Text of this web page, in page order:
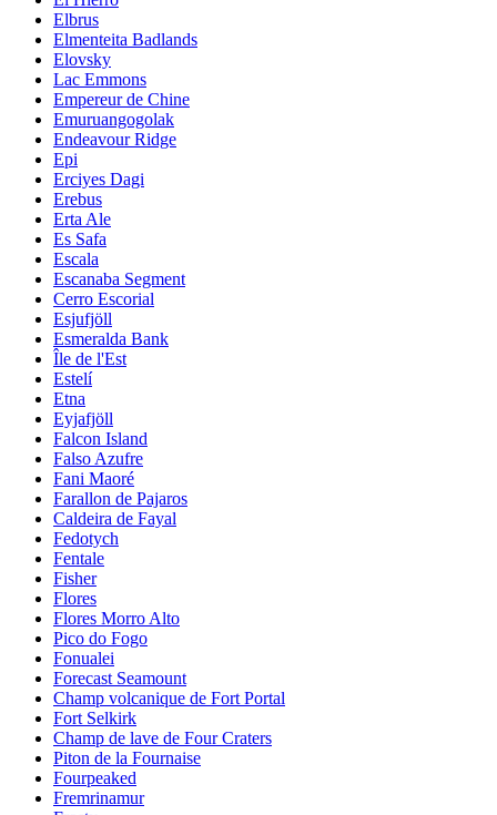
Elbrus
Elmenteita Badlands
Elovsky
Lac Emmons
Empereur de Chine
Emuruangogolak
Endeavour Ridge
Epi
Erciyes Dagi
Erebus
Erta Ale
Es Safa
Escala
Escanaba Segment
Cerro Escorial
Esjufjöll
Esmeralda Bank
Île de l'Est
Estelí
Etna
Eyjafjöll
Falcon Island
Falso Azufre
Fani Maoré
Farallon de Pajaros
Caldeira de Fayal
Fedotych
Fentale
Fisher
Flores
Flores Morro Alto
Pico do Fogo
Fonualei
Forecast Seamount
Champ volcanique de Fort Portal
Fort Selkirk
Champ de lave de Four Craters
Piton de la Fournaise
Fourpeaked
Fremrinamur